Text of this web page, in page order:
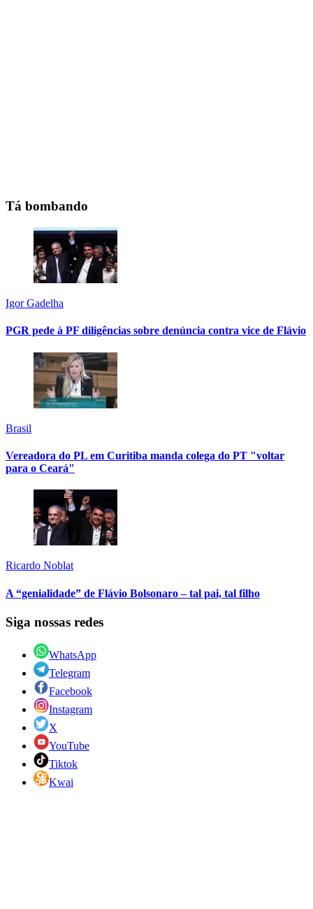
Tá bombando
Igor Gadelha
PGR pede à PF diligências sobre denúncia contra vice de Flávio
Brasil
Vereadora do PL em Curitiba manda colega do PT "voltar
para o Ceará"
Ricardo Noblat
A “genialidade” de Flávio Bolsonaro – tal pai, tal filho
Siga nossas redes
WhatsApp
Telegram
Facebook
Instagram
X
YouTube
Tiktok
Kwai